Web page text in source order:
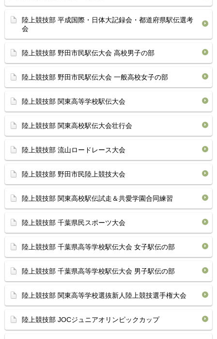
陸上競技部 平成国際・日体大記録会・都道府県駅伝選考
会
陸上競技部 野田市民駅伝大会 高校男子の部
陸上競技部 野田市民駅伝大会 一般高校女子の部
陸上競技部 関東高等学校駅伝大会
陸上競技部 関東高校駅伝大会壮行会
陸上競技部 流山ロードレース大会
陸上競技部 野田市民陸上競技大会
陸上競技部 関東高校駅伝試走＆共愛学園合同練習
陸上競技部 千葉県民スポーツ大会
陸上競技部 千葉県高等学校駅伝大会 女子駅伝の部
陸上競技部 千葉県高等学校駅伝大会 男子駅伝の部
陸上競技部 関東高等学校選抜新人陸上競技選手権大会
陸上競技部 JOCジュニアオリンピックカップ